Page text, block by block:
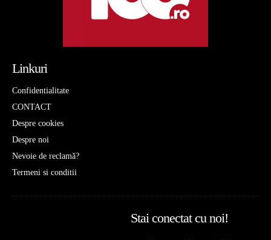
Linkuri
Confidentialitate
CONTACT
Despre cookies
Despre noi
Nevoie de reclamă?
Termeni si conditii
Stai conectat cu noi!